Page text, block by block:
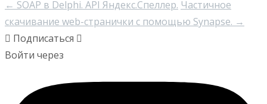
← SOAP в Delphi. API Яндекс.Спеллер. Частичное
скачивание web-странички с помощью Synapse. →
Подписаться
Войти через